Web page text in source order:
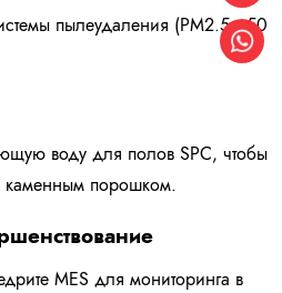
пылеудаления (PM2.5 ≤50
воду для полов SPC, чтобы
каменным порошком.
MES для мониторинга в